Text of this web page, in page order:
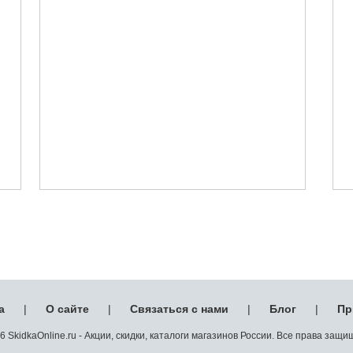
| О сайте | Связаться с нами | Блог |
SkidkaOnline.ru - Акции, скидки, каталоги магазинов России. Все права